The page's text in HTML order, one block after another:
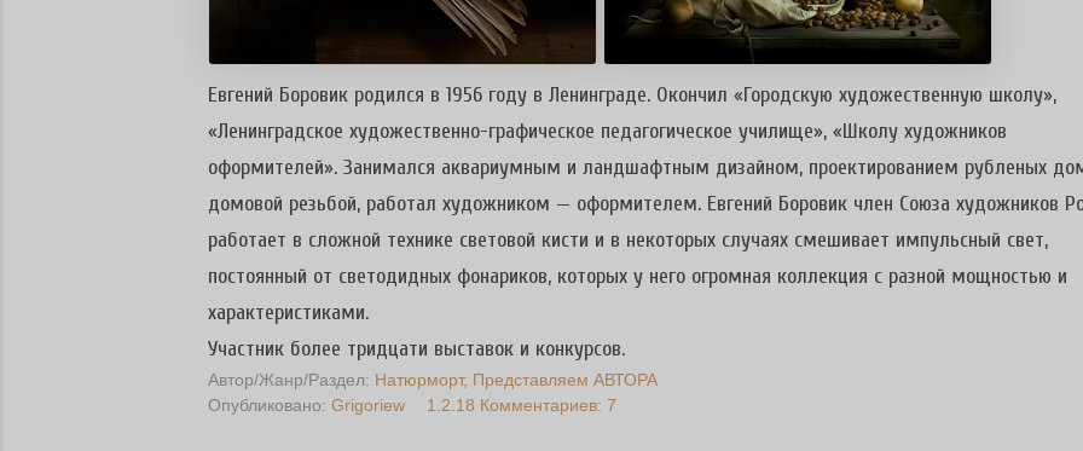
Евгений Боровик родился в 1956 году в Ленинграде. Окончил «Городскую художественную школу»,
«Ленинградское художественно-графическое педагогическое училище», «Школу художников
оформителей». Занимался аквариумным и ландшафтным дизайном, проектированием рубленых
домовой резьбой, работал художником — оформителем. Евгений Боровик член Союза художников
работает в сложной технике световой кисти и в некоторых случаях смешивает импульсный свет,
постоянный от светодидных фонариков, которых у него огромная коллекция с разной мощностью и
характеристиками.
Участник более тридцати выставок и конкурсов.
Автор/Жанр/Раздел: Натюрморт Представляем АВТОРА
Опубликовано: Grigoriew 1.2.18 Комментариев: 7